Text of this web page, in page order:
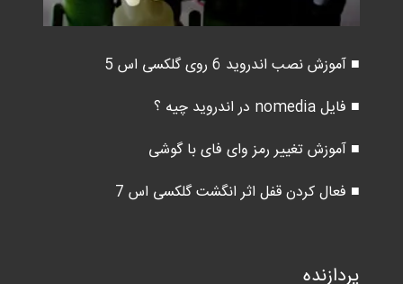
■ آموزش نصب اندروید 6 روی گلکسی اس 5
■ فایل nomedia در اندروید چیه ؟
■ آموزش تغییر رمز وای فای با گوشی
■ فعال کردن قفل اثر انگشت گلکسی اس 7
پردازنده